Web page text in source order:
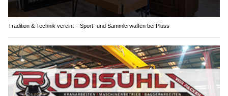
Tradition & Technik vereint – Sport- und Sammlerwaffen bei Plüss